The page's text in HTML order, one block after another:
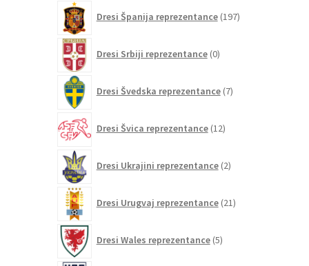
Dresi Španija reprezentance 197izdelkov
Dresi Srbiji reprezentance 0izdelkov
Dresi Švedska reprezentance 7izdelkov
Dresi Švica reprezentance 12izdelkov
Dresi Ukrajini reprezentance 2izdelka
Dresi Urugvaj reprezentance 21izdelkov
Dresi Wales reprezentance 5izdelkov